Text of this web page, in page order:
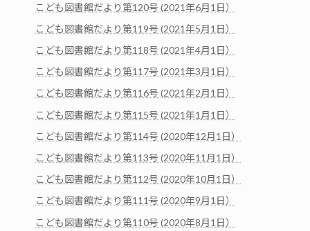
こども図書館だより第120号 (2021年6月1日）
こども図書館だより第119号 (2021年5月1日）
こども図書館だより第118号 (2021年4月1日）
こども図書館だより第117号 (2021年3月1日）
こども図書館だより第116号 (2021年2月1日）
こども図書館だより第115号 (2021年1月1日）
こども図書館だより第114号 (2020年12月1日）
こども図書館だより第113号 (2020年11月1日）
こども図書館だより第112号 (2020年10月1日）
こども図書館だより第111号 (2020年9月1日）
こども図書館だより第110号 (2020年8月1日）